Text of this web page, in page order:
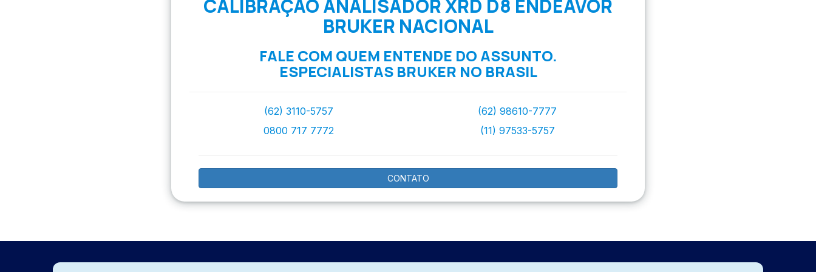
CALIBRAÇÃO ANALISADOR XRD D8 ENDEAVOR
BRUKER NACIONAL
FALE COM QUEM ENTENDE DO ASSUNTO.
ESPECIALISTAS BRUKER NO BRASIL
(62) 3110-5757
0800 717 7772
(62) 98610-7777
(11) 97533-5757
CONTATO